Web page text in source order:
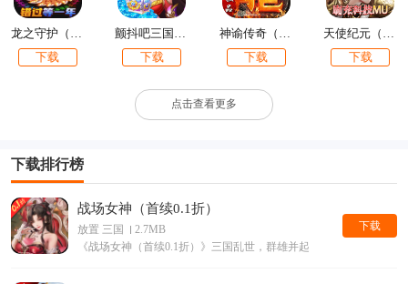
下载
下载
下载
下载
点击查看更多
下载排行榜
战场女神（首续0.1折）
放置 三国
2.7MB
《战场女神（首续0.1折）》三国乱世，群雄并起
下载